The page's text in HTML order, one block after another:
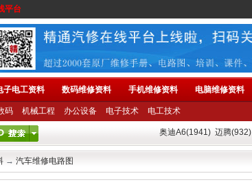
平台
子电工资料 数码维修资料 手机维修资料 电脑维修资料
码 机械工程 办公设备 电子技术 电工技术
奥迪A6(1941) 迈腾(932)
→ 汽车维修电路图